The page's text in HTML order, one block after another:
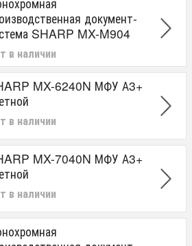
документ-
SHARP MX-M904
в наличии
MX-6240N МФУ А3+
в наличии
MX-7040N МФУ А3+
в наличии